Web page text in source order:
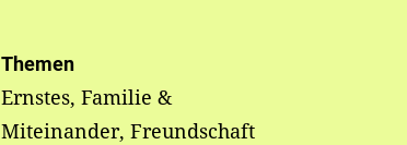
Themen
Ernstes, Familie &
Miteinander, Freundschaft